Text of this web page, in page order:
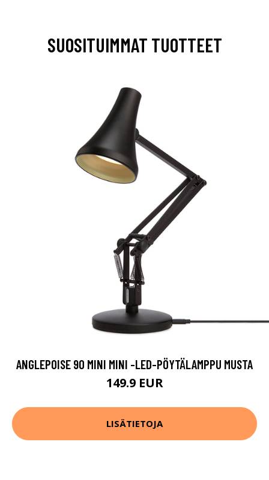
SUOSITUIMMAT TUOTTEET
ANGLEPOISE 90 MINI MINI -LED-PÖYTÄLAMPPU MUSTA
149.9 EUR
LISÄTIETOJA